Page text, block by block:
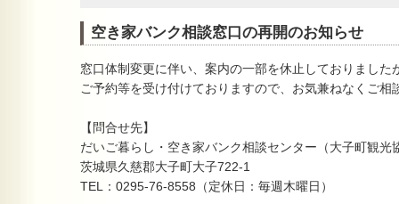
空き家バンク相談窓口の再開のお知らせ
窓口体制変更に伴い、案内の一部を休止しておりました
ご予約等を受け付けておりますので、お気兼ねなくご相
【問合せ先】
だいご暮らし・空き家バンク相談センター（大子町観光
茨城県久慈郡大子町大子722-1
TEL：0295‐76‐8558（定休日：毎週木曜日）